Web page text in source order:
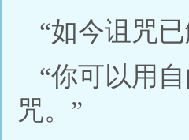
“如今诅咒
“你可以用
咒。”